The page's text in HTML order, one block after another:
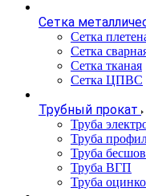
Сетка
Сетка
Сетка
Сетка тканая
Сетка ЦПВС
Трубный прокат
Труба
Труба
Труба
Труба ВГП
Труба